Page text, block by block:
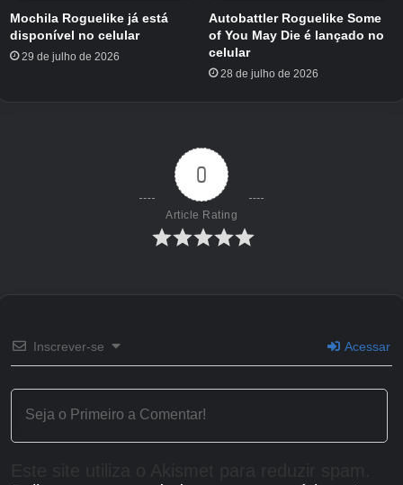
Depois de obtê-los, passe pelo grande portão na área
principal para chegar ao Trading Plaza.
Encontre uma cabine comercial desocupada e pressione E
Você pode escolher quantos diamantes deseja que o animal
custe. Lembre-se de que outros jogadores estão
comprando esses bichinhos, então se você pedir muito,
eles podem não se interessar!
Créditos Autor
Mochila Roguelike já está
disponível no celular
29 de julho de 2026
Autobattler Roguelike Some
of You May Die é lançado no
celular
28 de julho de 2026
0
Article Rating
Inscrever-se Acessar